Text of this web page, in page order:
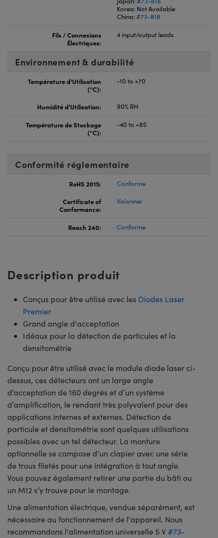
Korea: Not Available
China:#73-818
Fils / Connexions
Électriques:
4 input/output leads
Environnement & durabilité
Température d'Utilisation
(°C):
-10 to +70
Humidité d'Utilisation: 90% RH
Température de Stockage
(°C):
-40 to +85
Conformité réglementaire
RoHS 2015:
Conforme
Certificate of
Conformance:
Visionner
Reach 240: Conforme
Description produit
Conçus pour être utilisé avec les Diodes Laser
Premier
Grand angle d'acceptation
Idéaux pour la détection de particules et la
densitométrie
Conçu pour être utilisé avec le module diode laser ci-
dessus, ces détecteurs ont un large angle
d’acceptation de 160 degrés et d’un système
d’amplification, le rendant très polyvalent pour des
applications internes et externes. Détection de
particule et densitométrie sont quelques utilisations
possibles avec un tel détecteur. La monture
optionnelle se compose d’un clapier avec une série
de trous filetés pour une intégration à tout angle.
Vous pouvez également retirer une partie du bâti ou
un M12 s’y trouve pour le montage.
Une alimentation électrique, vendue séparément, est
nécessaire au fonctionnement de l'appareil. Nous
recommandons l'alimentation universelle 5 V#73-